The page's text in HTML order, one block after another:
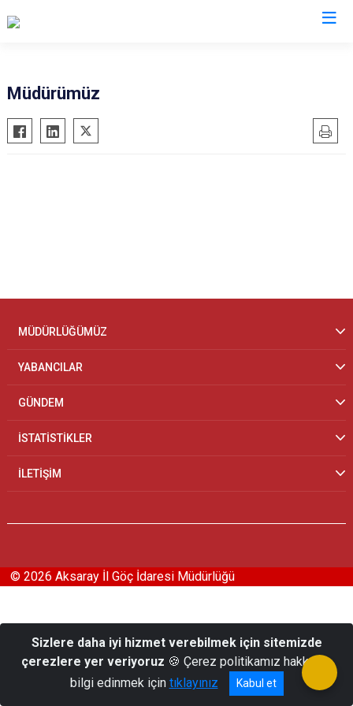
Müdürümüz
MÜDÜRLÜĞÜMÜZ
YABANCILAR
GÜNDEM
İSTATİSTİKLER
İLETİŞİM
© 2026 Aksaray İl Göç İdaresi Müdürlüğü
Sizlere daha iyi hizmet verebilmek için sitemizde
çerezlere yer veriyoruz 🍪 Çerez politikamız hakkında
bilgi edinmek için tıklayınız Kabul et